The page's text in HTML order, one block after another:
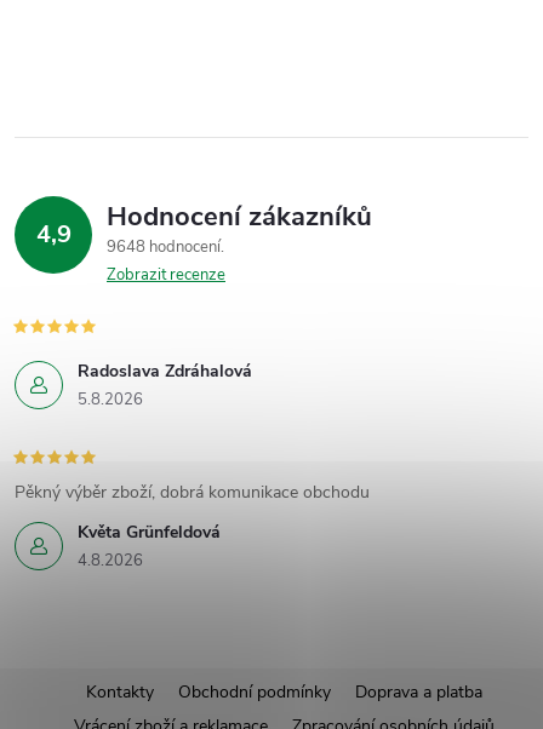
4,9 Hodnocení zákazníků
9648 hodnocení
Zobrazit recenze
Radoslava Zdráhalová
5.8.2026
Květa Grünfeldová
4.8.2026
Pěkný výběr zboží, dobrá komunikace obchodu
Kontakty Obchodní podmínky
Doprava a platba